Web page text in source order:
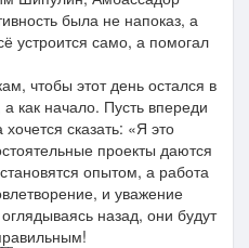
была не напоказ, а
устроится само, а помогал
чтобы этот день остался в
как начало. Пусть впереди
сказать: «Я это
проекты даются
опытом, а работа
и уважение
назад, они будут